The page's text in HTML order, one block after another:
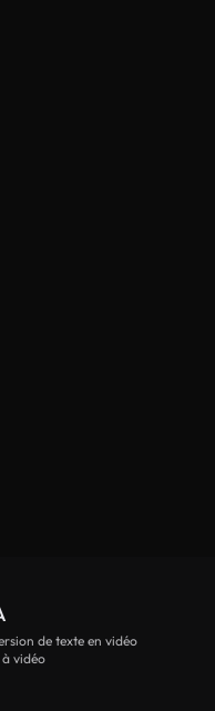
de texte en vidéo
à vidéo